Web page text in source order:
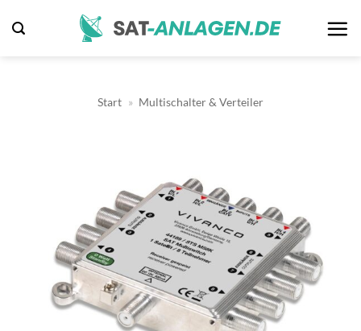
Inhalt
Start » Multischalter & Verteiler